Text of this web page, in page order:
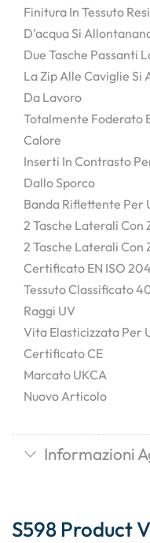
Finitura In Tessuto
D’acqua Si
Due Tasche Passanti
La Zip Alle Caviglie
Da Lavoro
Totalmente Foderato
Calore
Inserti In Contrasto
Dallo Sporco
Banda Riflettente Per
2 Tasche Laterali Con
2 Tasche Laterali Con
Certificato EN ISO
Tessuto Classificato
Raggi UV
Vita Elasticizzata Per
Certificato CE
Marcato UKCA
Nuovo Articolo
Informazioni
S598 Product